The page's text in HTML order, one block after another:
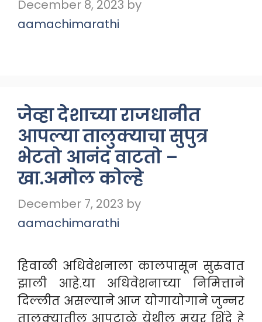
December 8, 2023 by
aamachimarathi
जेव्हा देशाच्या राजधानीत
आपल्या तालुक्याचा सुपुत्र
भेटतो आनंद वाटतो –
खा.अमोल कोल्हे
December 7, 2023 by
aamachimarathi
हिवाळी अधिवेशनाला कालपासून सुरुवात
झाली आहे.या अधिवेशनाच्या निमित्ताने
दिल्लीत असल्याने आज योगायोगाने जुन्नर
तालुक्यातील आपटाळे येथील मयूर शिंदे हे